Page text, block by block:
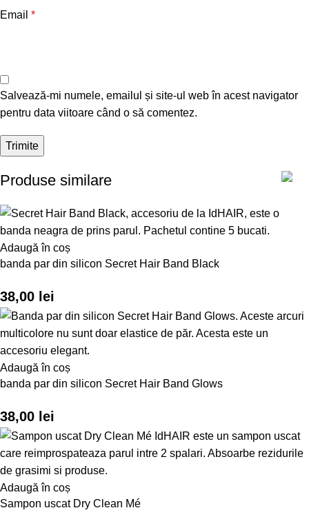
Email *
Salvează-mi numele, emailul și site-ul web în acest navigator
pentru data viitoare când o să comentez.
Produse similare
Adaugă în coș
banda par din silicon Secret Hair Band Black
38,00 lei
Adaugă în coș
banda par din silicon Secret Hair Band Glows
38,00 lei
Adaugă în coș
Sampon uscat Dry Clean Mé